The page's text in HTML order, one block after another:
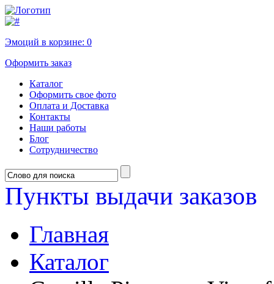
Эмоций в корзине: 0
Оформить заказ
Каталог
Оформить свое фото
Оплата и Доставка
Контакты
Наши работы
Блог
Сотрудничество
Пункты выдачи заказов
Главная
Каталог